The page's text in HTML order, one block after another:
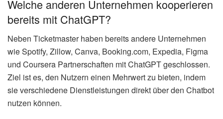
Welche anderen Unternehmen kooperieren
bereits mit ChatGPT?
Neben Ticketmaster haben bereits andere Unternehmen
wie Spotify, Zillow, Canva, Booking.com, Expedia, Figma
und Coursera Partnerschaften mit ChatGPT geschlossen.
Ziel ist es, den Nutzern einen Mehrwert zu bieten, indem
sie verschiedene Dienstleistungen direkt über den Chatbot
nutzen können.